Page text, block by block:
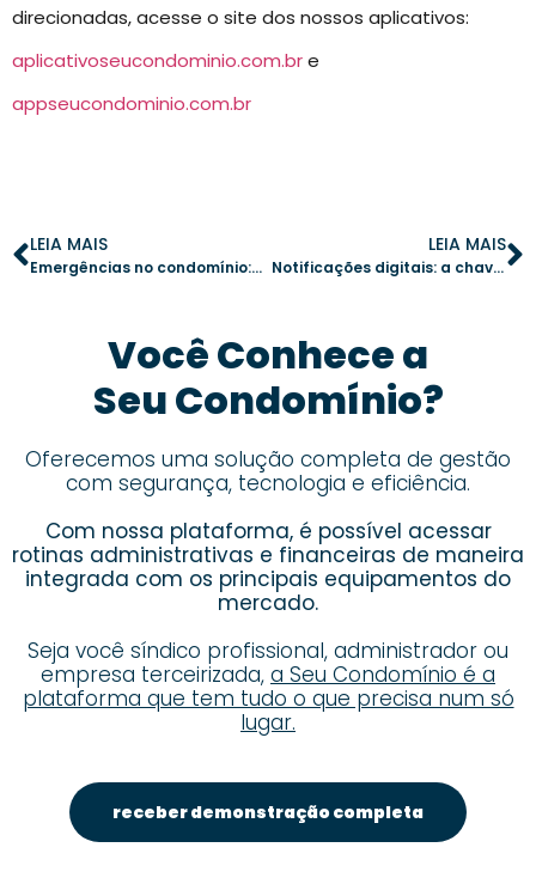
direcionadas, acesse o site dos nossos aplicativos:
aplicativoseucondominio.com.bre
appseucondominio.com.br
LEIA MAIS
Emergências no condomínio: Como preparar moradores para primeiros socorros
LEIA MAIS
Notificações digitais: a chave para uma comunicação eficiente no condomínio
Você Conhece a
Seu Condomínio?
Oferecemos uma solução completa de gestão
com segurança, tecnologia e eficiência.
Com nossa plataforma, é possível acessar
rotinas administrativas e financeiras de maneira
integrada com os principais equipamentos do
mercado.
Seja você síndico profissional, administrador ou
empresa terceirizada, a Seu Condomínio é a
plataforma que tem tudo o que precisa num só
lugar.
receber demonstração completa